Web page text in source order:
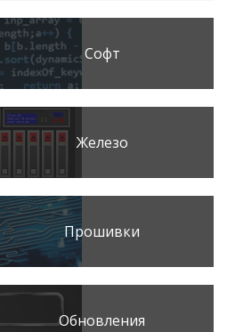
Софт
Железо
Прошивки
Обновления